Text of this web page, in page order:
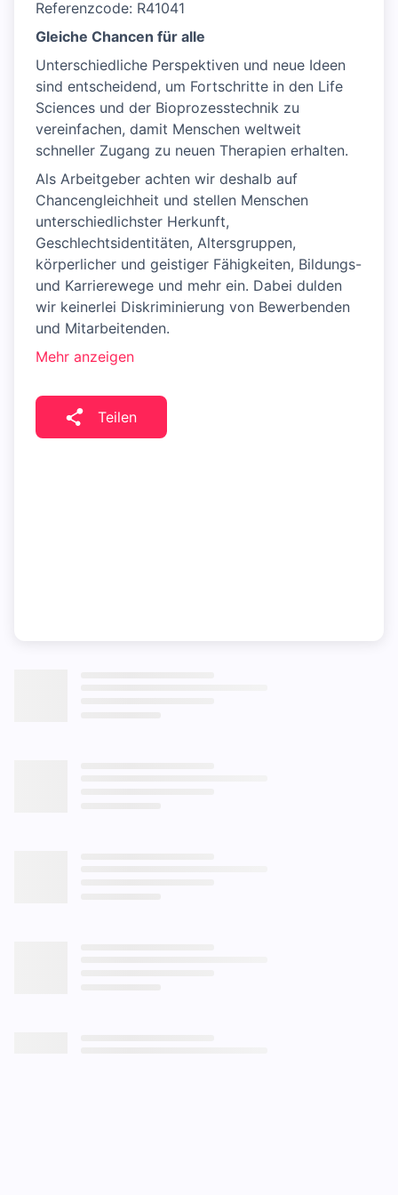
Referenzcode: R41041
Gleiche Chancen für alle
Unterschiedliche Perspektiven und neue Ideen
sind entscheidend, um Fortschritte in den Life
Sciences und der Bioprozesstechnik zu
vereinfachen, damit Menschen weltweit
schneller Zugang zu neuen Therapien erhalten.
Als Arbeitgeber achten wir deshalb auf
Chancengleichheit und stellen Menschen
unterschiedlichster Herkunft,
Geschlechtsidentitäten, Altersgruppen,
körperlicher und geistiger Fähigkeiten, Bildungs-
und Karrierewege und mehr ein. Dabei dulden
wir keinerlei Diskriminierung von Bewerbenden
und Mitarbeitenden.
Mehr anzeigen
Teilen